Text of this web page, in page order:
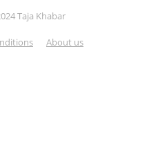
Taja Khabar
About us